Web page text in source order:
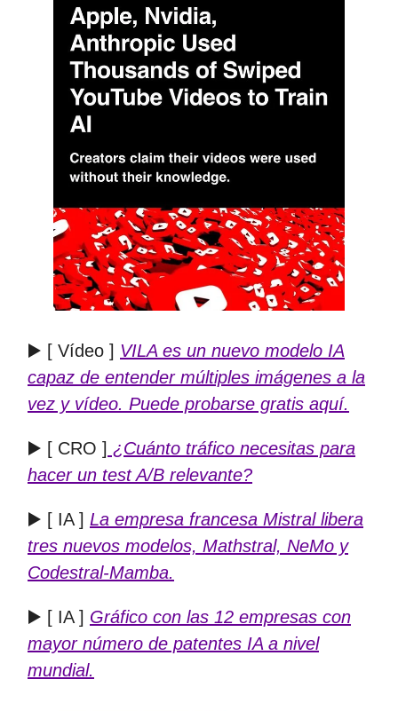
▶️ [ Vídeo ] VILA es un nuevo modelo IA
capaz de entender múltiples imágenes a la
vez y vídeo. Puede probarse gratis aquí.
▶️ [ CRO ] ¿Cuánto tráfico necesitas para
hacer un test A/B relevante?
▶️ [ IA ] La empresa francesa Mistral libera
tres nuevos modelos, Mathstral, NeMo y
Codestral-Mamba.
▶️ [ IA ] Gráfico con las 12 empresas con
mayor número de patentes IA a nivel
mundial.